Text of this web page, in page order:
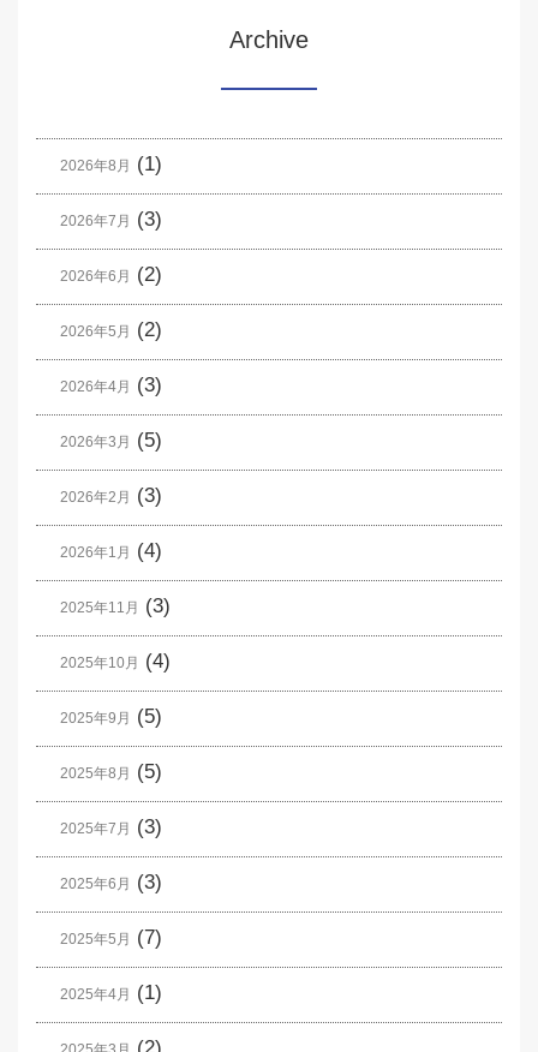
Archive
2026年8月 (1)
2026年7月 (3)
2026年6月 (2)
2026年5月 (2)
2026年4月 (3)
2026年3月 (5)
2026年2月 (3)
2026年1月 (4)
2025年11月 (3)
2025年10月 (4)
2025年9月 (5)
2025年8月 (5)
2025年7月 (3)
2025年6月 (3)
2025年5月 (7)
2025年4月 (1)